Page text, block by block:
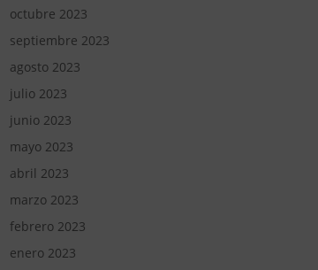
octubre 2023
septiembre 2023
agosto 2023
julio 2023
junio 2023
mayo 2023
abril 2023
marzo 2023
febrero 2023
enero 2023